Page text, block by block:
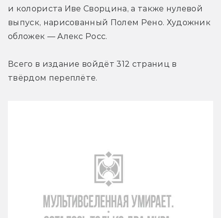
и колориста Иве Сворцина, а также нулевой
выпуск, нарисованный Полем Рено. Художник
обложек — Алекс Росс.
Всего в издание войдёт 312 страниц в
твёрдом переплёте.